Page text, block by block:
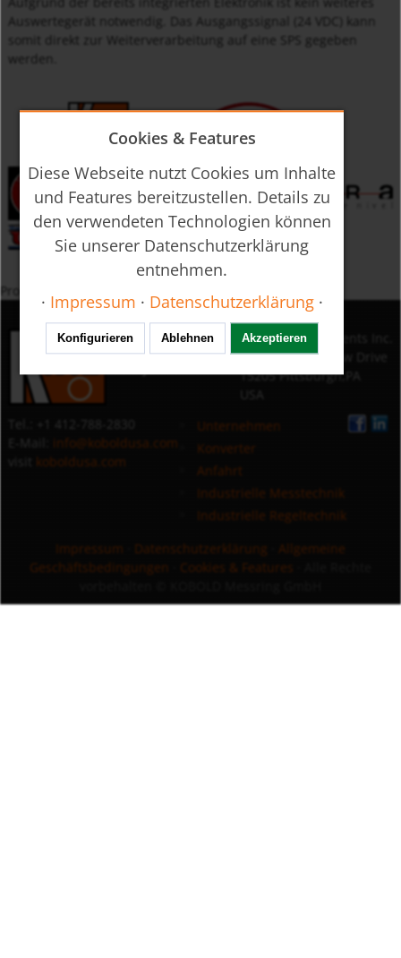
Auswertegerät notwendig. Das Ausgangssignal (24 VDC) kann
somit direkt zur Weiterverarbeitung auf eine SPS gegeben
werden.
Messen
Kontrollieren
KOBOLD Instruments Inc.
1801 Parkway View Drive
15205 Pittsburgh,PA
info@koboldusa.com
koboldusa.com
Unternehmen
Konverter
Anfahrt
Industrielle Messtechnik
Industrielle Regeltechnik
Impressum
Datenschutzerklärung
Allgemeine
Geschäftsbedingungen
Cookies & Features
Cookies & Features
Diese Webseite nutzt Cookies um Inhalte
und Features bereitzustellen. Details zu
den verwendeten Technologien können
Sie unserer Datenschutzerklärung
entnehmen.
· Impressum · Datenschutzerklärung·
Konfigurieren Ablehnen Akzeptieren